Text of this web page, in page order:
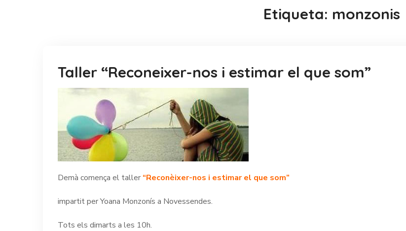
Etiqueta: monzonis
Taller “Reconeixer-nos i estimar el que som”
Demà comença el taller “Reconèixer-nos i estimar el que som”
impartit per Yoana Monzonís a Novessendes.
Tots els dimarts a les 10h.